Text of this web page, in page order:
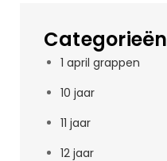
Categorieën
1 april grappen
10 jaar
11 jaar
12 jaar